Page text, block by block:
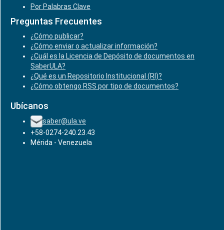
Por Palabras Clave
Preguntas Frecuentes
¿Cómo publicar?
¿Cómo enviar o actualizar información?
¿Cuál es la Licencia de Depósito de documentos en
SaberULA?
¿Qué es un Repositorio Institucional (RI)?
¿Cómo obtengo RSS por tipo de documentos?
Ubícanos
saber@ula.ve
+58-0274-240.23.43
Mérida - Venezuela